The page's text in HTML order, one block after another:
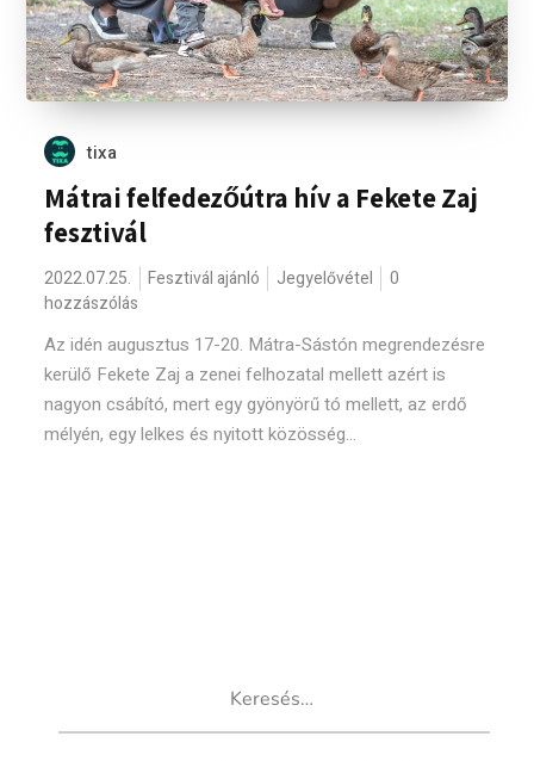
tixa
Mátrai felfedezőútra hív a Fekete Zaj
fesztivál
2022.07.25. Fesztivál ajánló Jegyelővétel
0
hozzászólás
Az idén augusztus 17-20. Mátra-Sástón megrendezésre
kerülő Fekete Zaj a zenei felhozatal mellett azért is
nagyon csábító, mert egy gyönyörű tó mellett, az erdő
mélyén, egy lelkes és nyitott közösség...